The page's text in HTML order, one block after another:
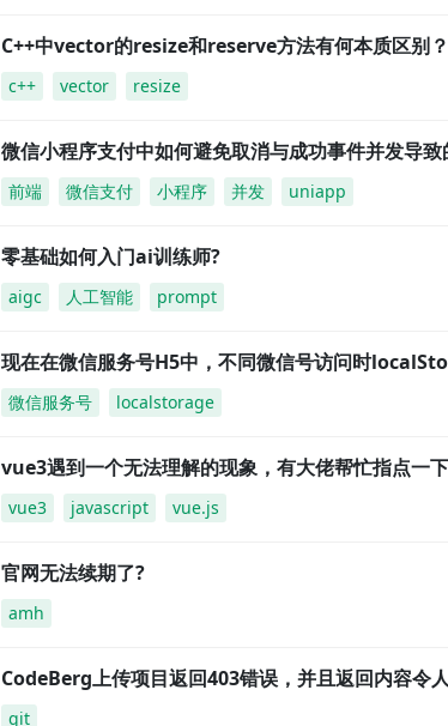
C++中vector的resize和reserve方法有何本质区别？
c++ vector resize
微信小程序支付中如何避免取消与成功事件并发导致
前端 微信支付 小程序 并发 uniapp
零基础如何入门ai训练师?
aigc 人工智能 prompt
现在在微信服务号H5中，不同微信号访问时
微信服务号 localstorage
vue3遇到一个无法理解的现象，有大佬帮忙指点一
vue3 javascript vue.js
官网无法续期了?
amh
CodeBerg上传项目返回403错误，并且返回内容令
git